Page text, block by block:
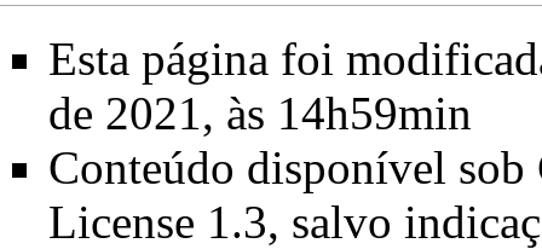
Esta página foi
de 2021, às 14h59min
Conteúdo disponível sob
License 1.3, salvo